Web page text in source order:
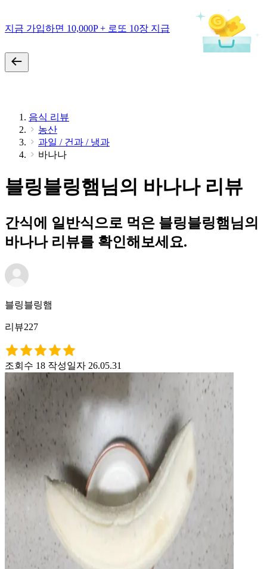
지금 가입하면 10,000P + 로또 10장 지급
음식 리뷰
농산
과일 / 건과 / 냉과
바나나
블링블링햄님의 바나나 리뷰
간식에 일반식으로 먹은 블링블링햄님의
바나나 리뷰를 확인해보세요.
블링블링햄
리뷰227
조회수 18 작성일자 26.05.31